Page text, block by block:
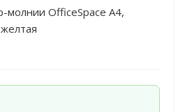
молнии OfficeSpace А4,